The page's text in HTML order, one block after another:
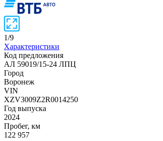
1/9
Характеристики
Код предложения
АЛ 59019/15-24 ЛПЦ
Город
Воронеж
VIN
XZV3009Z2R0014250
Год выпуска
2024
Пробег, км
122 957